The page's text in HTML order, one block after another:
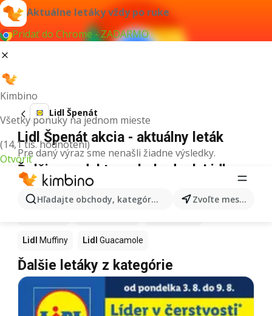
Aktuálne letáky vždy po ruke
Pridať do Chrome - ZADARMO
Kimbino
Všetky ponuky na jednom mieste
(14,1 tis. hodnotení)
Otvoriť
Hľadajte obchody, kategórie, produkty... Zvoľte mesto
Lidl Špenát
Lidl Špenát akcia - aktuálny leták
Pre daný výraz sme nenašli žiadne výsledky.
Ďalšie produkty v obchodoch Lidl
Lidl Muffiny Lidl Guacamole
Ďalšie letáky z kategórie